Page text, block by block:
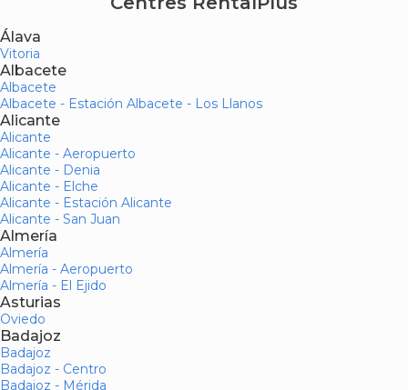
Álava
Vitoria
Albacete
Albacete
Albacete - Estación Albacete - Los Llanos
Alicante
Alicante
Alicante - Aeropuerto
Alicante - Denia
Alicante - Elche
Alicante - Estación Alicante
Alicante - San Juan
Almería
Almería
Almería - Aeropuerto
Almería - El Ejido
Asturias
Oviedo
Badajoz
Badajoz
Badajoz - Centro
Badajoz - Mérida